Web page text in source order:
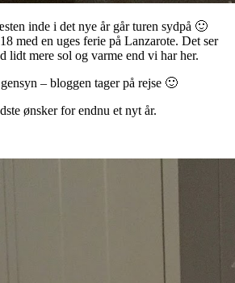
inde i det nye år går turen sydpå 🙂
med en uges ferie på Lanzarote. Det ser
lidt mere sol og varme end vi har her.
– bloggen tager på rejse 🙂
ønsker for endnu et nyt år.